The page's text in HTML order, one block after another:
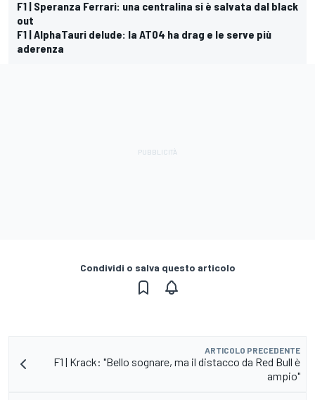
F1 | Speranza Ferrari: una centralina si è salvata dal black
out
F1 | AlphaTauri delude: la AT04 ha drag e le serve più
aderenza
Condividi o salva questo articolo
ARTICOLO PRECEDENTE
F1 | Krack: "Bello sognare, ma il distacco da Red Bull è
ampio"